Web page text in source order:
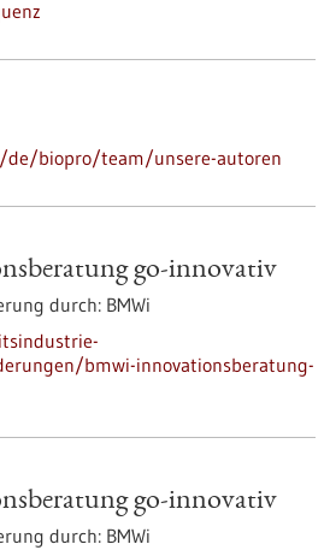
biopro/team/unsere-autoren
go-innovativ
durch: BMWi
bmwi-innovationsberatung-
go-innovativ
durch: BMWi